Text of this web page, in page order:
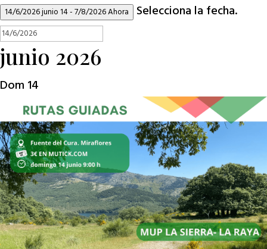
14/6/2026junio 14-7/8/2026Ahora Selecciona la fecha.
junio 2026
Dom 14